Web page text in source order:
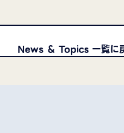
News ＆ Topics 一覧に